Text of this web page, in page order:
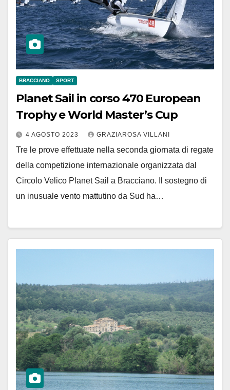
BRACCIANO SPORT
Planet Sail in corso 470 European
Trophy e World Master’s Cup
4 AGOSTO 2023 GRAZIAROSA VILLANI
Tre le prove effettuate nella seconda giornata di regate
della competizione internazionale organizzata dal
Circolo Velico Planet Sail a Bracciano. Il sostegno di
un inusuale vento mattutino da Sud ha…